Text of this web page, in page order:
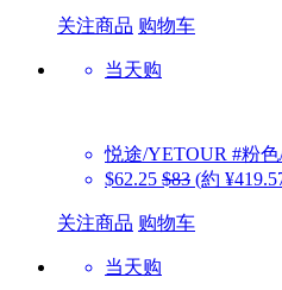
关注商品 购物车
当天购
悦途/YETOUR #粉
$62.25 $83 (約
关注商品 购物车
当天购